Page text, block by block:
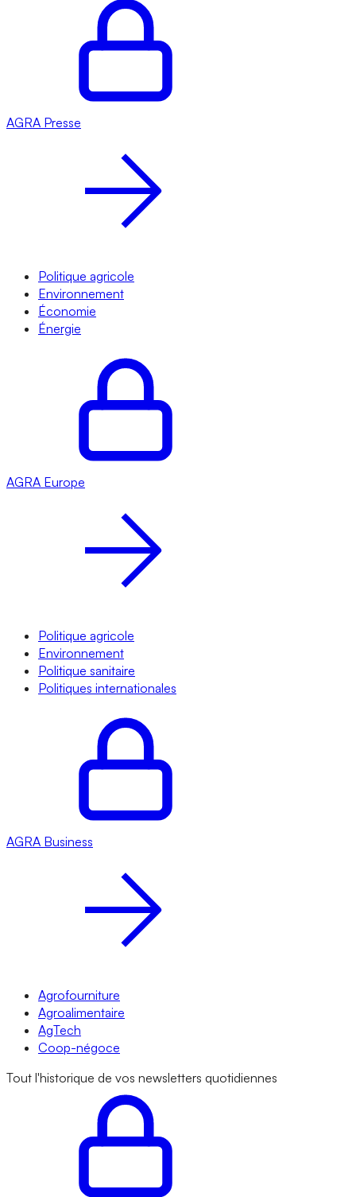
AGRA Presse
Politique agricole
Environnement
Économie
Énergie
AGRA Europe
Politique agricole
Environnement
Politique sanitaire
Politiques internationales
AGRA Business
Agrofourniture
Agroalimentaire
AgTech
Coop-négoce
Tout l'historique de vos newsletters quotidiennes